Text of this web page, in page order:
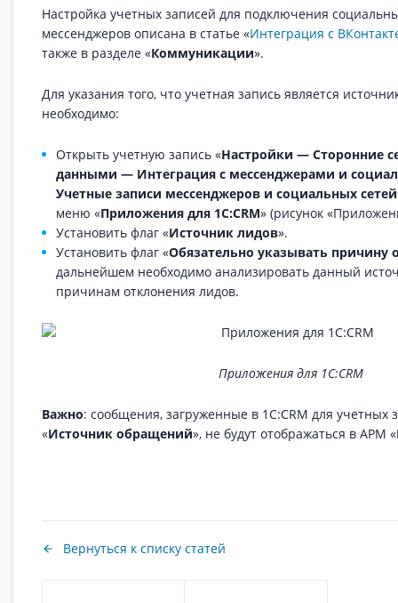
Настройка учетных записей для подключения
мессенджеров описана в статье «Интеграция с
также в разделе «Коммуникации».
Для указания того, что учетная запись является
необходимо:
Открыть учетную запись «Настройки — Сторонние
данными — Интеграция с мессенджерами и
Учетные записи мессенджеров и социальных сетей
меню «Приложения для 1С:CRM» (рисунок
Установить флаг «Источник лидов».
Установить флаг «Обязательно указывать причину
дальнейшем необходимо анализировать данный
причинам отклонения лидов.
Приложения для 1С:CRM
Важно: сообщения, загруженные в 1С:CRM для учетных
«Источник обращений», не будут отображаться в АРМ «
Вернуться к списку статей